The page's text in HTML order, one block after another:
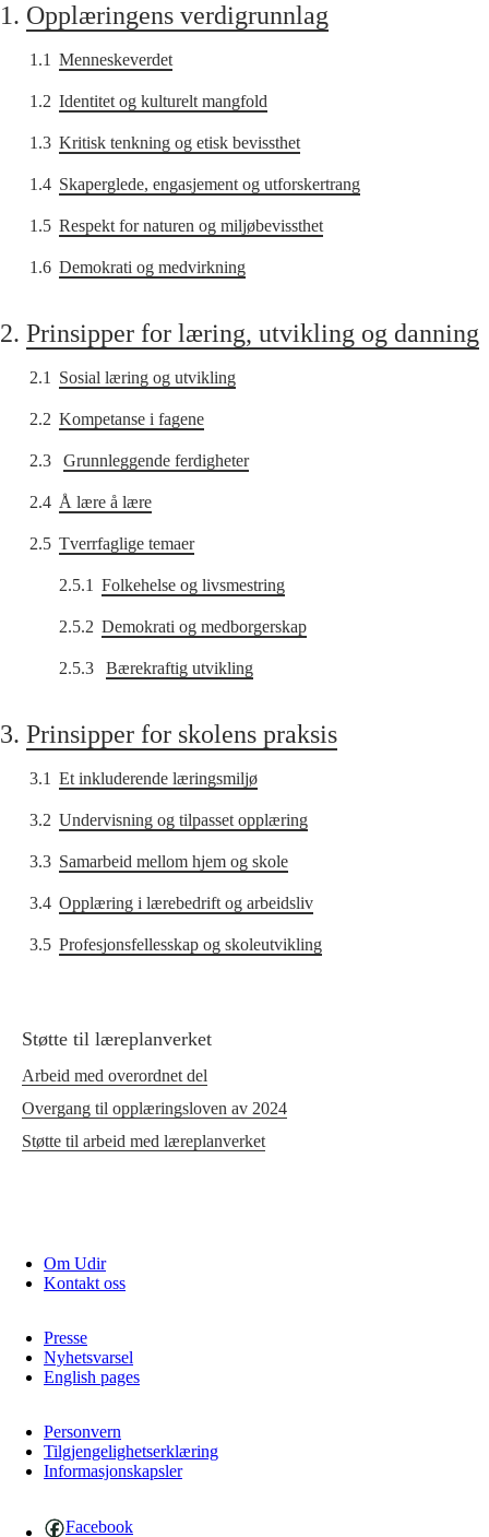
1. Opplæringens verdigrunnlag
1.1 Menneskeverdet
1.2 Identitet og kulturelt mangfold
1.3 Kritisk tenkning og etisk bevissthet
1.4 Skaperglede, engasjement og utforskertrang
1.5 Respekt for naturen og miljøbevissthet
1.6 Demokrati og medvirkning
2. Prinsipper for læring, utvikling og danning
2.1 Sosial læring og utvikling
2.2 Kompetanse i fagene
2.3 Grunnleggende ferdigheter
2.4 Å lære å lære
2.5 Tverrfaglige temaer
2.5.1 Folkehelse og livsmestring
2.5.2 Demokrati og medborgerskap
2.5.3 Bærekraftig utvikling
3. Prinsipper for skolens praksis
3.1 Et inkluderende læringsmiljø
3.2 Undervisning og tilpasset opplæring
3.3 Samarbeid mellom hjem og skole
3.4 Opplæring i lærebedrift og arbeidsliv
3.5 Profesjonsfellesskap og skoleutvikling
Støtte til læreplanverket
Arbeid med overordnet del
Overgang til opplæringsloven av 2024
Støtte til arbeid med læreplanverket
Om Udir
Kontakt oss
Presse
Nyhetsvarsel
English pages
Personvern
Tilgjengelighetserklæring
Informasjonskapsler
Facebook